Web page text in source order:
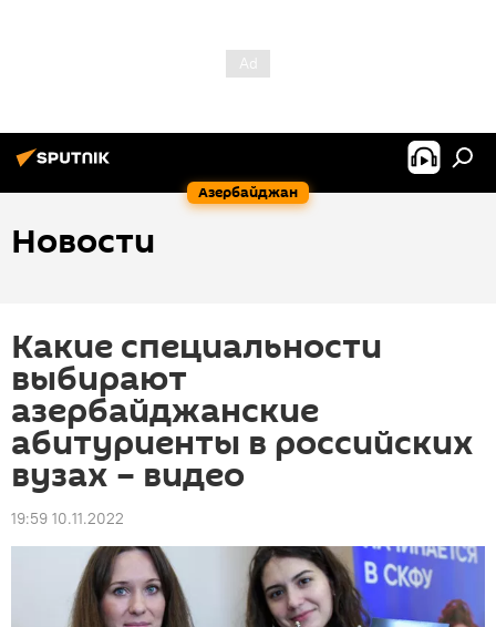
Азербайджан
Новости
Какие специальности
выбирают
азербайджанские
абитуриенты в российских
вузах – видео
19:59 10.11.2022